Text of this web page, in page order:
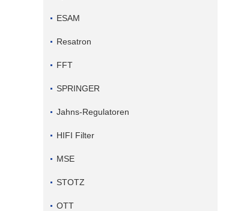
ESAM
Resatron
FFT
SPRINGER
Jahns-Regulatoren
HIFI Filter
MSE
STOTZ
OTT